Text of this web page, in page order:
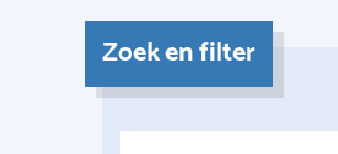
Zoek en filter